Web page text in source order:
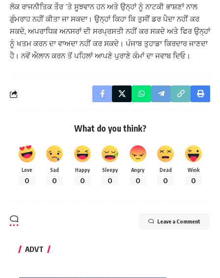
ਲੋਕ ਰਾਜਨੀਤਿਕ ਤੌਰ ‘ਤੇ ਸੂਝਵਾਨ ਹਨ ਅਤੇ ਉਨ੍ਹਾਂ ਨੂੰ ਨਾਟਕੀ ਭਾਸ਼ਣਾਂ ਨਾਲ
ਗੁੰਮਰਾਹ ਨਹੀਂ ਕੀਤਾ ਜਾ ਸਕਦਾ। ਉਨ੍ਹਾਂ ਕਿਹਾ ਕਿ ਤੁਸੀਂ ਡਰ ਪੈਦਾ ਨਹੀਂ ਕਰ
ਸਕਦੇ, ਅਪਰਾਧਿਕ ਅਨਸਰਾਂ ਦੀ ਸਰਪ੍ਰਸਤੀ ਨਹੀਂ ਕਰ ਸਕਦੇ ਅਤੇ ਫਿਰ ਉਨ੍ਹਾਂ
ਨੂੰ ਖਤਮ ਕਰਨ ਦਾ ਵਾਅਦਾ ਨਹੀਂ ਕਰ ਸਕਦੇ। ਪੰਜਾਬ ਤੁਹਾਡਾ ਕਿਰਦਾਰ ਜਾਣਦਾ
ਹੈ। ਨਵੇਂ ਐਲਾਨ ਕਰਨ ਤੋਂ ਪਹਿਲਾਂ ਆਪਣੇ ਪੁਰਾਣੇ ਕੰਮਾਂ ਦਾ ਜਵਾਬ ਦਿਓ।
What do you think?
Love
0
Sad
0
Happy
0
Sleepy
0
Angry
0
Dead
0
Wink
0
Leave a Comment
ADVT